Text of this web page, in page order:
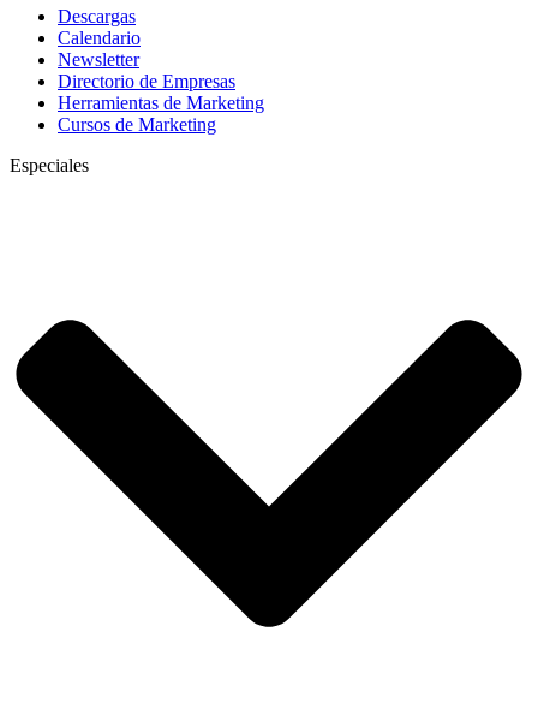
Descargas
Calendario
Newsletter
Directorio de Empresas
Herramientas de Marketing
Cursos de Marketing
Especiales